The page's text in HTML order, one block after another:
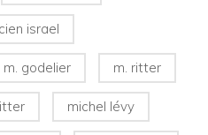
israel
m. godelier m. ritter
michel lévy